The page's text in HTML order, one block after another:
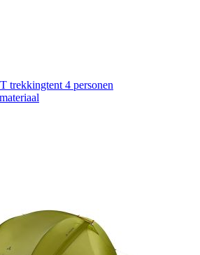
trekkingtent 4 personen